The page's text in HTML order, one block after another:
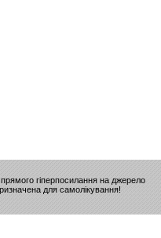
гіперпосилання на джерело
для самолікування!